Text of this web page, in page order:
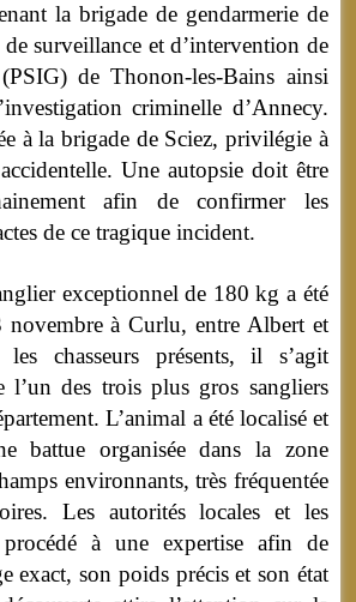
la brigade de gendarmerie de
surveillance et d’intervention de
de Thonon-les-Bains ainsi
criminelle d’Annecy.
à la brigade de Sciez, privilégie à
Une autopsie doit être
afin de confirmer les
de ce tragique incident.
exceptionnel de 180 kg a été
à Curlu, entre Albert et
les chasseurs présents, il s’agit
l’un des trois plus gros sangliers
L’animal a été localisé et
battue organisée dans la zone
environnants, très fréquentée
Les autorités locales et les
procédé à une expertise afin de
exact, son poids précis et son état